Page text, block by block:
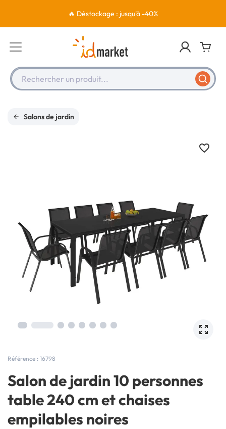
🔥 Déstockage : jusqu'à -40%
Rechercher un produit...
Salons de jardin
Référence : 16798
Salon de jardin 10 personnes
table 240 cm et chaises
empilables noires
favorite_border